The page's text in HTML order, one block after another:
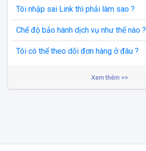
Tôi nhập sai Link thì phải làm sao ?
Chế độ bảo hành dịch vụ như thế nào ?
Tôi có thể theo dõi đơn hàng ở đâu ?
Xem thêm >>